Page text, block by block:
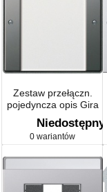
Zestaw przełączn.
pojedyncza opis Gira
E22 przezr./stal nierd.
Niedostępny
0 wariantów